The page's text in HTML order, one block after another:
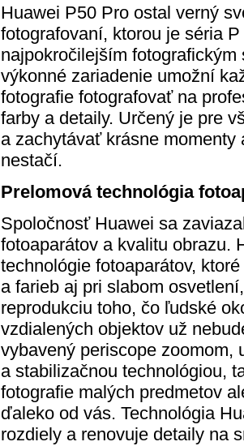
Huawei P50 Pro ostal verný
fotografovaní, ktorou je séria
najpokročilejším
výkonné zariadenie umožní
fotografie fotografovať na
farby a detaily. Určený je pre
a zachytávať krásne
nestačí.
Prelomová technológia
Spoločnosť Huawei sa
fotoaparátov a kvalitu obrazu.
technológie fotoaparátov,
a farieb aj pri slabom
reprodukciu toho, čo ľudské
vzdialených objektov už
vybavený periscope zoomom,
a stabilizačnou technológiou,
fotografie malých predmetov
ďaleko od vás. Technológia
rozdiely a renovuje detaily na